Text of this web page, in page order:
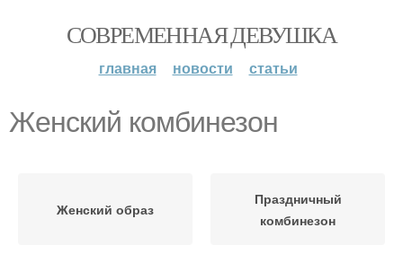
СОВРЕМЕННАЯ ДЕВУШКА
главная новости статьи
Женский комбинезон
Женский образ
Праздничный
комбинезон